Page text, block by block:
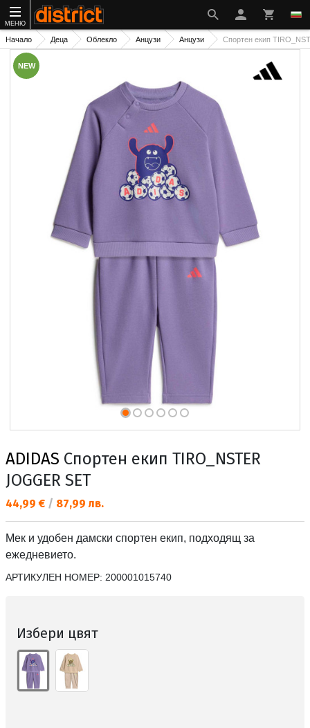
МЕНЮ
Начало Деца Облекло Анцузи Анцузи Спортен екип
NEW
ADIDAS Спортен екип TIRO_NSTER
JOGGER SET
Текуща цена:
44,99 € / 87,99 лв.
Мек и удобен дамски спортен екип, подходящ за
ежедневието.
АРТИКУЛЕН НОМЕР: 200001015740
Избери цвят